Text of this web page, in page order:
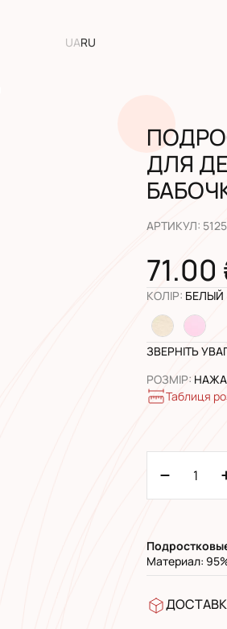
UARU
ДЛЯ
АРТИКУЛ:
71.00
КОЛІР: БЕЛЫЙ
ЗВЕРНІТЬ
РОЗМІР:
Таблиця
Материал: